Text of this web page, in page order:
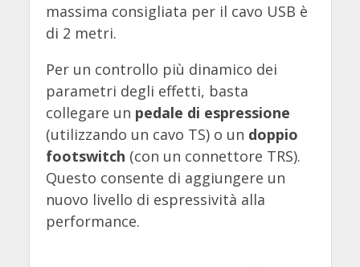
massima consigliata per il cavo USB è
di 2 metri.
Per un controllo più dinamico dei
parametri degli effetti, basta
collegare un pedale di espressione
(utilizzando un cavo TS) o un doppio
footswitch (con un connettore TRS).
Questo consente di aggiungere un
nuovo livello di espressività alla
performance.